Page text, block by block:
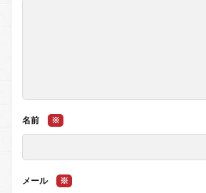
名前 ※
メール ※